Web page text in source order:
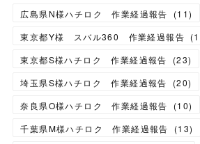
広島県N様ハチロク 作業経過報告
(11)
東京都Y様 スバル360 作業経過報告 (
東京都S様ハチロク 作業経過報告
(23)
埼玉県S様ハチロク 作業経過報告
(20)
奈良県O様ハチロク 作業経過報告
(10)
千葉県M様ハチロク 作業経過報告
(13)